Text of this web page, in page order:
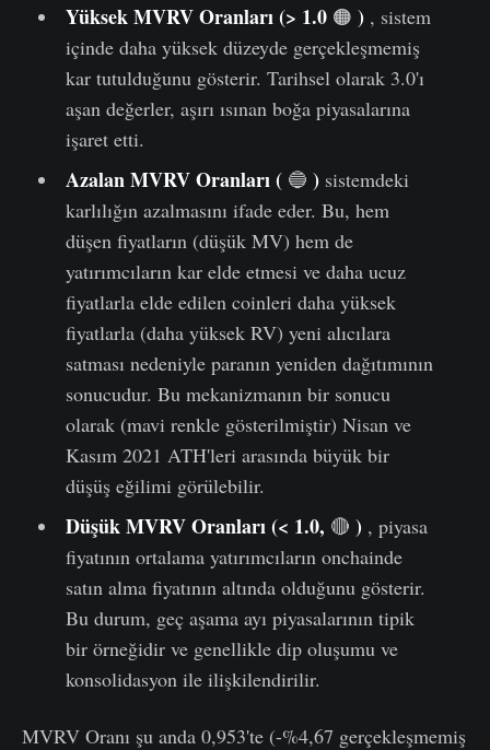
Yüksek MVRV Oranları (> 1.0🟠 ) , sistem
içinde daha yüksek düzeyde gerçekleşmemiş
kar tutulduğunu gösterir. Tarihsel olarak 3.0'ı
aşan değerler, aşırı ısınan boğa piyasalarına
işaret etti.
Azalan MVRV Oranları (🔵 ) sistemdeki
karlılığın azalmasını ifade eder. Bu, hem
düşen fiyatların (düşük MV) hem de
yatırımcıların kar elde etmesi ve daha ucuz
fiyatlarla elde edilen coinleri daha yüksek
fiyatlarla (daha yüksek RV) yeni alıcılara
satması nedeniyle paranın yeniden dağıtımının
sonucudur. Bu mekanizmanın bir sonucu
olarak (mavi renkle gösterilmiştir) Nisan ve
Kasım 2021 ATH'leri arasında büyük bir
düşüş eğilimi görülebilir.
Düşük MVRV Oranları (< 1.0, 🔴 ) , piyasa
fiyatının ortalama yatırımcıların onchainde
satın alma fiyatının altında olduğunu gösterir.
Bu durum, geç aşama ayı piyasalarının tipik
bir örneğidir ve genellikle dip oluşumu ve
konsolidasyon ile ilişkilendirilir.
MVRV Oranı şu anda 0,953'te (-%4,67 gerçekleşmemiş